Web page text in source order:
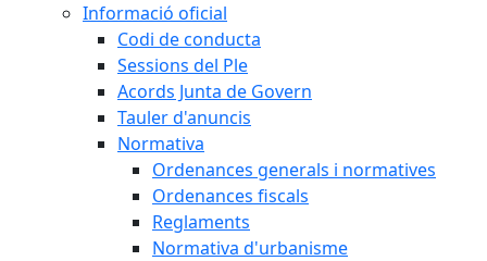
Informació oficial
Codi de conducta
Sessions del Ple
Acords Junta de Govern
Tauler d'anuncis
Normativa
Ordenances generals i normatives
Ordenances fiscals
Reglaments
Normativa d'urbanisme